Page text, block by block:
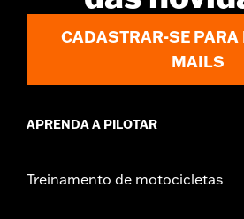
CADASTRAR-SE PARA
MAILS
APRENDA A PILOTAR
Treinamento de motocicletas